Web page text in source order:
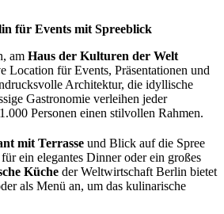
für Events mit Spreeblick
am Haus der Kulturen der Welt
Location für Events, Präsentationen und
Architektur, die idyllische
Gastronomie verleihen jeder
Personen einen stilvollen Rahmen.
mit Terrasse und Blick auf die Spree
ein elegantes Dinner oder ein großes
Küche der Weltwirtschaft Berlin bietet
als Menü an, um das kulinarische